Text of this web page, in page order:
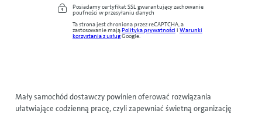
Posiadamy certyfikat SSL gwarantujący zachowanie
poufności w przesyłaniu danych
Ta strona jest chroniona przez reCAPTCHA, a
zastosowanie mająPolityka prywatności i Warunki
korzystania z usługGoogle.
Mały samochód dostawczy powinien oferować rozwiązania
ułatwiające codzienną pracę, czyli zapewniać świetną organizację